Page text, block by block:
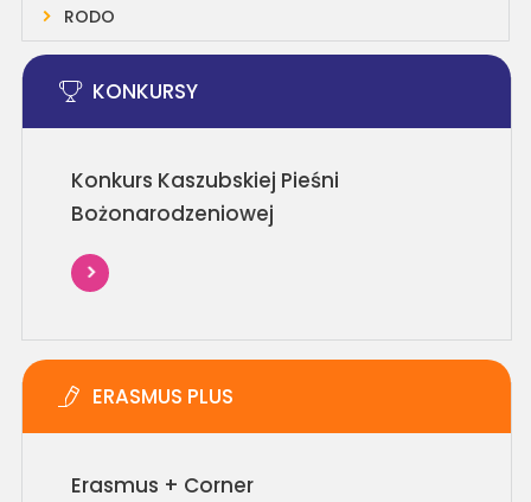
RODO
KONKURSY
Konkurs Kaszubskiej Pieśni
Bożonarodzeniowej
ERASMUS PLUS
Erasmus + Corner